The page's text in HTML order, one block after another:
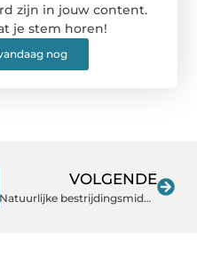
zijn in jouw content.
je stem horen!
nog
VOLGENDE
Natuurlijke bestrijdingsmiddelen